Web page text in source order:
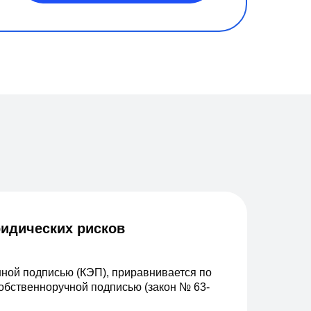
рисков
подписью (КЭП), приравнивается по
подписью (закон № 63-